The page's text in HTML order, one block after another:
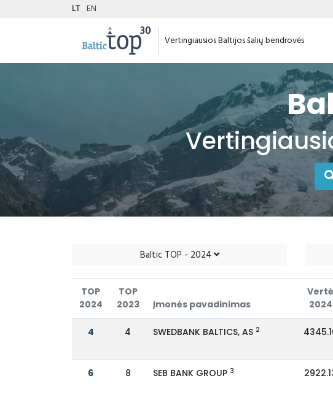
LT EN
Vertingiausios Baltijos šalių bendrovės
Baltic TOP - 2024
TOP
2024
TOP
2023
Įmonės pavadinimas
Vertė
2024
4 4 SWEDBANK BALTICS, AS2
6 8 SEB BANK GROUP 3